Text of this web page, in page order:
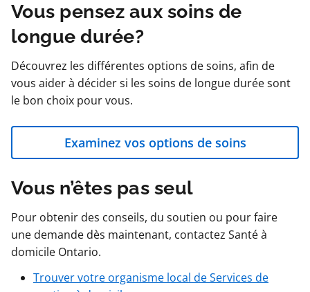
Vous pensez aux soins de
longue durée?
Découvrez les différentes options de soins, afin de
vous aider à décider si les soins de longue durée sont
le bon choix pour vous.
Examinez vos options de soins
Vous n’êtes pas seul
Pour obtenir des conseils, du soutien ou pour faire
une demande dès maintenant, contactez Santé à
domicile Ontario.
Trouver votre organisme local de Services de